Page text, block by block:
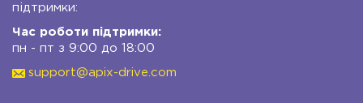
підтримки:
Час роботи підтримки:
пн - пт з 9:00 до 18:00
support@apix-drive.com